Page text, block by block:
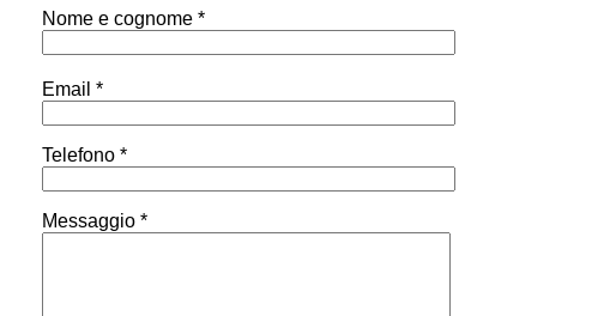
Nome e cognome *
Email *
Telefono *
Messaggio *